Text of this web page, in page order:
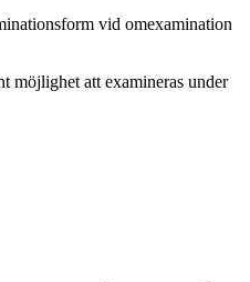
vid omexamination
möjlighet att examineras under